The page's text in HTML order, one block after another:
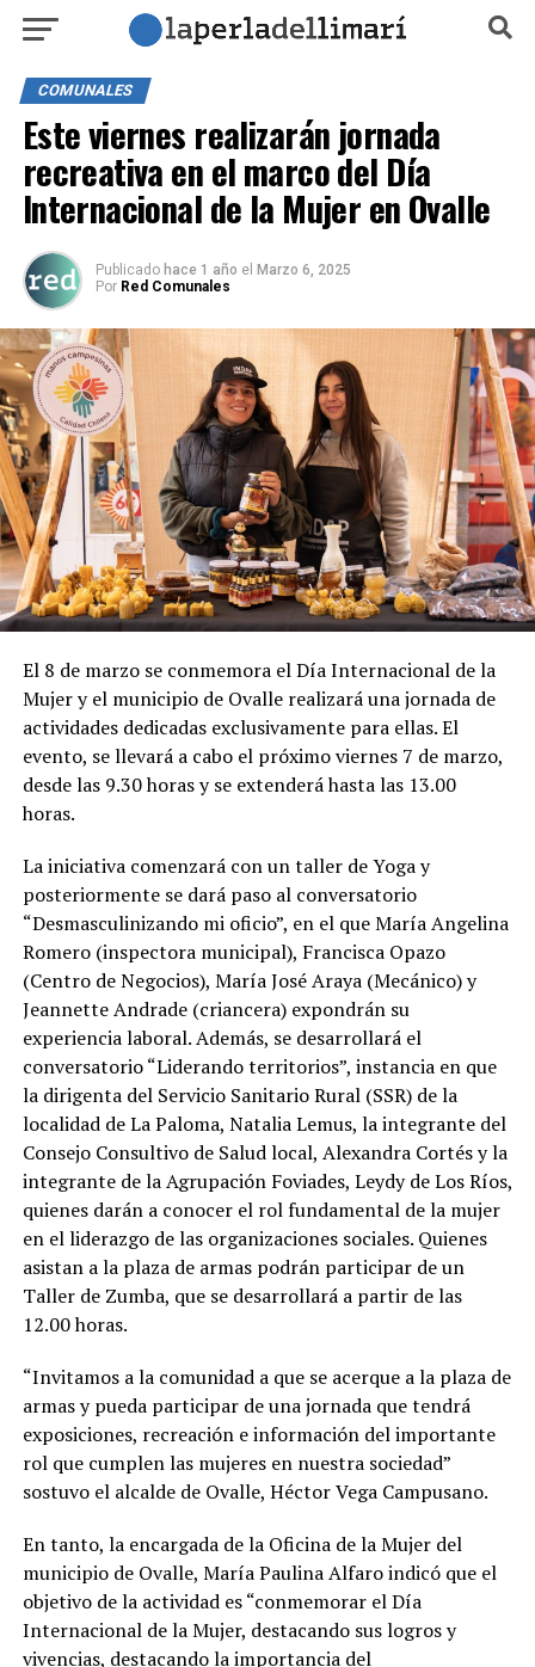
COMUNALES
Este viernes realizarán jornada
recreativa en el marco del Día
Internacional de la Mujer en Ovalle
Publicado hace 1 año el Marzo 6, 2025
Por Red Comunales
El 8 de marzo se conmemora el Día Internacional de la
Mujer y el municipio de Ovalle realizará una jornada de
actividades dedicadas exclusivamente para ellas. El
evento, se llevará a cabo el próximo viernes 7 de marzo,
desde las 9.30 horas y se extenderá hasta las 13.00
horas.
La iniciativa comenzará con un taller de Yoga y
posteriormente se dará paso al conversatorio
“Desmasculinizando mi oficio”, en el que María Angelina
Romero (inspectora municipal), Francisca Opazo
(Centro de Negocios), María José Araya (Mecánico) y
Jeannette Andrade (criancera) expondrán su
experiencia laboral. Además, se desarrollará el
conversatorio “Liderando territorios”, instancia en que
la dirigenta del Servicio Sanitario Rural (SSR) de la
localidad de La Paloma, Natalia Lemus, la integrante del
Consejo Consultivo de Salud local, Alexandra Cortés y la
integrante de la Agrupación Foviades, Leydy de Los Ríos,
quienes darán a conocer el rol fundamental de la mujer
en el liderazgo de las organizaciones sociales. Quienes
asistan a la plaza de armas podrán participar de un
Taller de Zumba, que se desarrollará a partir de las
12.00 horas.
“Invitamos a la comunidad a que se acerque a la plaza de
armas y pueda participar de una jornada que tendrá
exposiciones, recreación e información del importante
rol que cumplen las mujeres en nuestra sociedad”
sostuvo el alcalde de Ovalle, Héctor Vega Campusano.
En tanto, la encargada de la Oficina de la Mujer del
municipio de Ovalle, María Paulina Alfaro indicó que el
objetivo de la actividad es “conmemorar el Día
Internacional de la Mujer, destacando sus logros y
vivencias, destacando la importancia del